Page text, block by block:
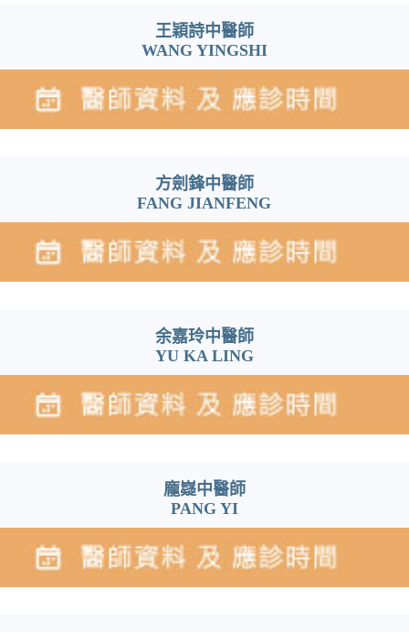
王穎詩中醫師
WANG YINGSHI
方劍鋒中醫師
FANG JIANFENG
余嘉玲中醫師
YU KA LING
龐嶷中醫師
PANG YI